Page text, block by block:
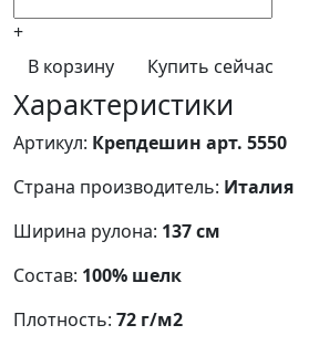
+
В корзину
Купить сейчас
Характеристики
Артикул: Крепдешин арт. 5550
Страна производитель: Италия
Ширина рулона: 137 см
Состав: 100% шелк
Плотность: 72 г/м2